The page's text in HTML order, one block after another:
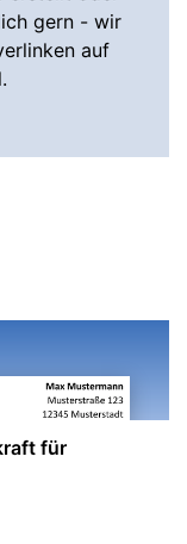
gern - wir
auf
für